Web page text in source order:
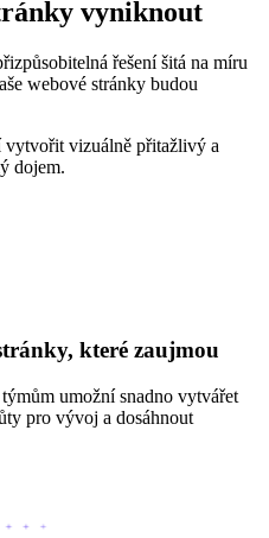
vyniknout
řešení šitá na míru
webové stránky budou
vytvořit vizuálně přitažlivý a
dojem.
které zaujmou
umožní snadno vytvářet
pro vývoj a dosáhnout